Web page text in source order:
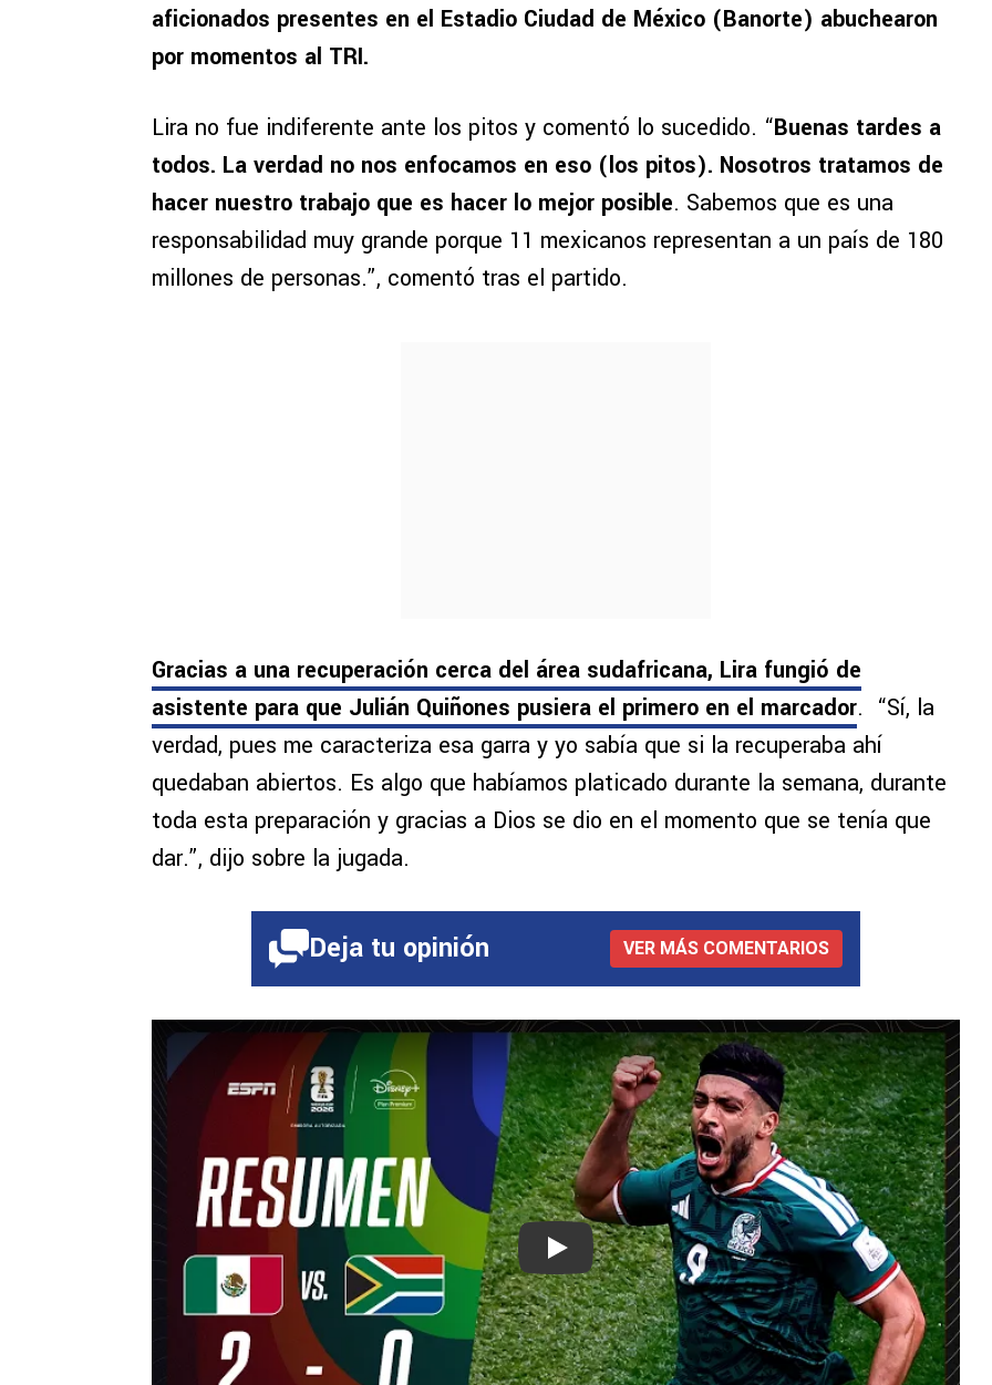
aficionados presentes en el Estadio Ciudad de México (Banorte) abuchearon
por momentos al TRI.
Lira no fue indiferente ante los pitos y comentó lo sucedido. “Buenas tardes a
todos. La verdad no nos enfocamos en eso (los pitos). Nosotros tratamos de
hacer nuestro trabajo que es hacer lo mejor posible. Sabemos que es una
responsabilidad muy grande porque 11 mexicanos representan a un país de 180
millones de personas.”, comentó tras el partido.
Gracias a una recuperación cerca del área sudafricana, Lira fungió de
asistente para que Julián Quiñones pusiera el primero en el marcador. “Sí, la
verdad, pues me caracteriza esa garra y yo sabía que si la recuperaba ahí
quedaban abiertos. Es algo que habíamos platicado durante la semana, durante
toda esta preparación y gracias a Dios se dio en el momento que se tenía que
dar.”, dijo sobre la jugada.
Deja tu opinión VER MÁS COMENTARIOS
Play